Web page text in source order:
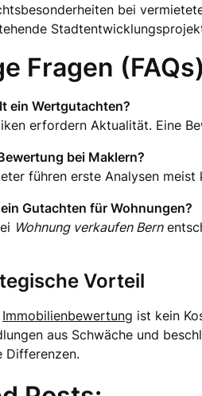
bei
Fragen (FAQs)
ein Wertgutachten?
erfordern Aktualität. Eine
bei Maklern?
führen erste Analysen
Gutachten für Wohnungen?
Wohnung verkaufen Bern
Vorteil
Immobilienbewertung ist kein
aus Schwäche und
Differenzen.